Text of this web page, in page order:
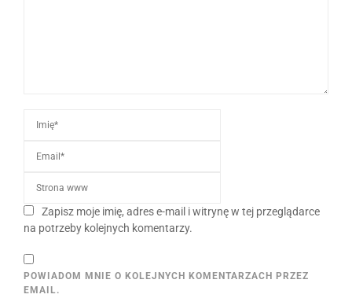
Zapisz moje imię, adres e-mail i witrynę w tej przeglądarce
na potrzeby kolejnych komentarzy.
POWIADOM MNIE O KOLEJNYCH KOMENTARZACH PRZEZ
EMAIL.